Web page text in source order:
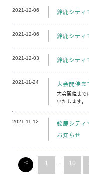
2021-12-06 鈴鹿シティ
2021-12-06 鈴鹿シティ
2021-12-03 鈴鹿シティ
2021-11-24 大会開催ま
大会開催まで
いたします。
2021-11-12
鈴鹿シテ
お知らせ
< 1 ... 10